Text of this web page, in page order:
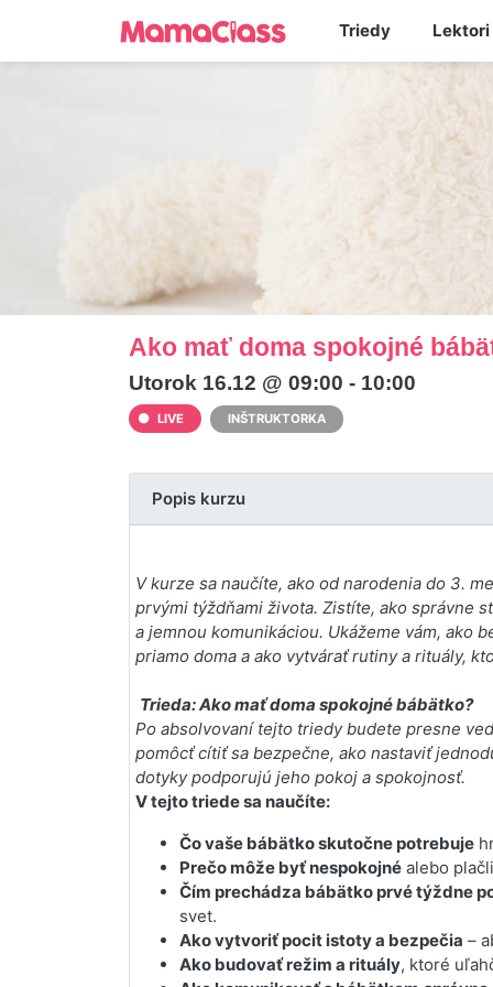
Triedy Lektori
Ako mať doma spokojné
Utorok 16.12 @ 09:00 - 10:00
LIVE INŠTRUKTORKA
Popis kurzu
V kurze sa naučíte, ako od narodenia do 3.
prvými týždňami života. Zistíte, ako správne
a jemnou komunikáciou. Ukážeme vám, ako
priamo doma a ako vytvárať rutiny a rituály,
Trieda: Ako mať doma spokojné bábätko?
Po absolvovaní tejto triedy budete presne
pomôcť cítiť sa bezpečne, ako nastaviť
dotyky podporujú jeho pokoj a spokojnosť.
V tejto triede sa naučíte:
Čo vaše bábätko skutočne potrebuje
Prečo môže byť nespokojné alebo
Čím prechádza bábätko prvé týždne
svet.
Ako vytvoriť pocit istoty a bezpečia –
Ako budovať režim a rituály, ktoré